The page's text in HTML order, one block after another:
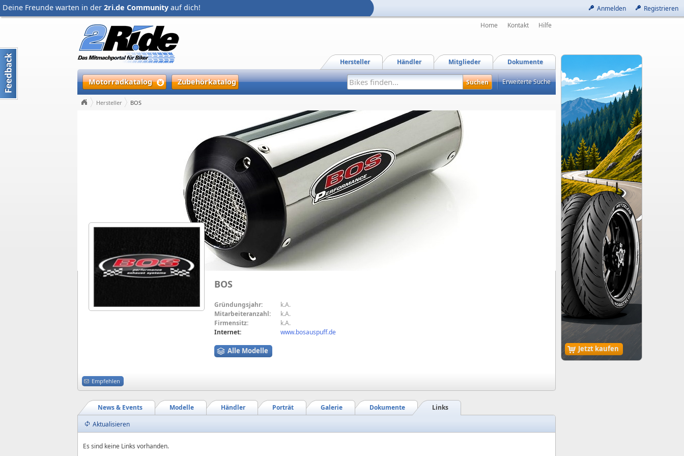
Anmelden Registrieren
Deine Freunde warten in der 2ri.de Community auf dich!
Jetzt kaufen
Home Kontakt Hilfe
Dokumente
Mitglieder
Händler
Hersteller
Motorradkatalog Zubehörkatalog Erweiterte Suche
Hersteller BOS
BOS
Gründungsjahr:
k.A.
Mitarbeiteranzahl:
k.A.
Firmensitz:
k.A.
Internet:
www.bosauspuff.de
Alle Modelle
Empfehlen
Links
Dokumente
Galerie
Porträt
Händler
Modelle
News & Events
Aktualisieren
Es sind keine Links vorhanden.